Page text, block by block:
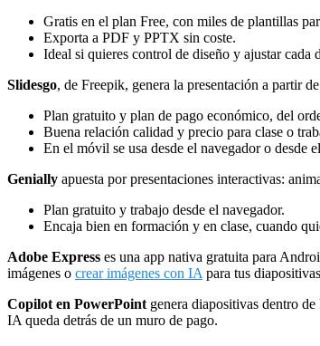
Gratis en el plan Free, con miles de plantillas
Exporta a PDF y PPTX sin coste.
Ideal si quieres control de diseño y ajustar cada
Slidesgo, de Freepik, genera la presentación a partir
Plan gratuito y plan de pago económico, del
Buena relación calidad y precio para clase o
En el móvil se usa desde el navegador o desde
Genially apuesta por presentaciones interactivas:
Plan gratuito y trabajo desde el navegador.
Encaja bien en formación y en clase, cuando
Adobe Express es una app nativa gratuita para
imágenes o crear imágenes con IA para tus
Copilot en PowerPoint genera diapositivas dentro
IA queda detrás de un muro de pago.